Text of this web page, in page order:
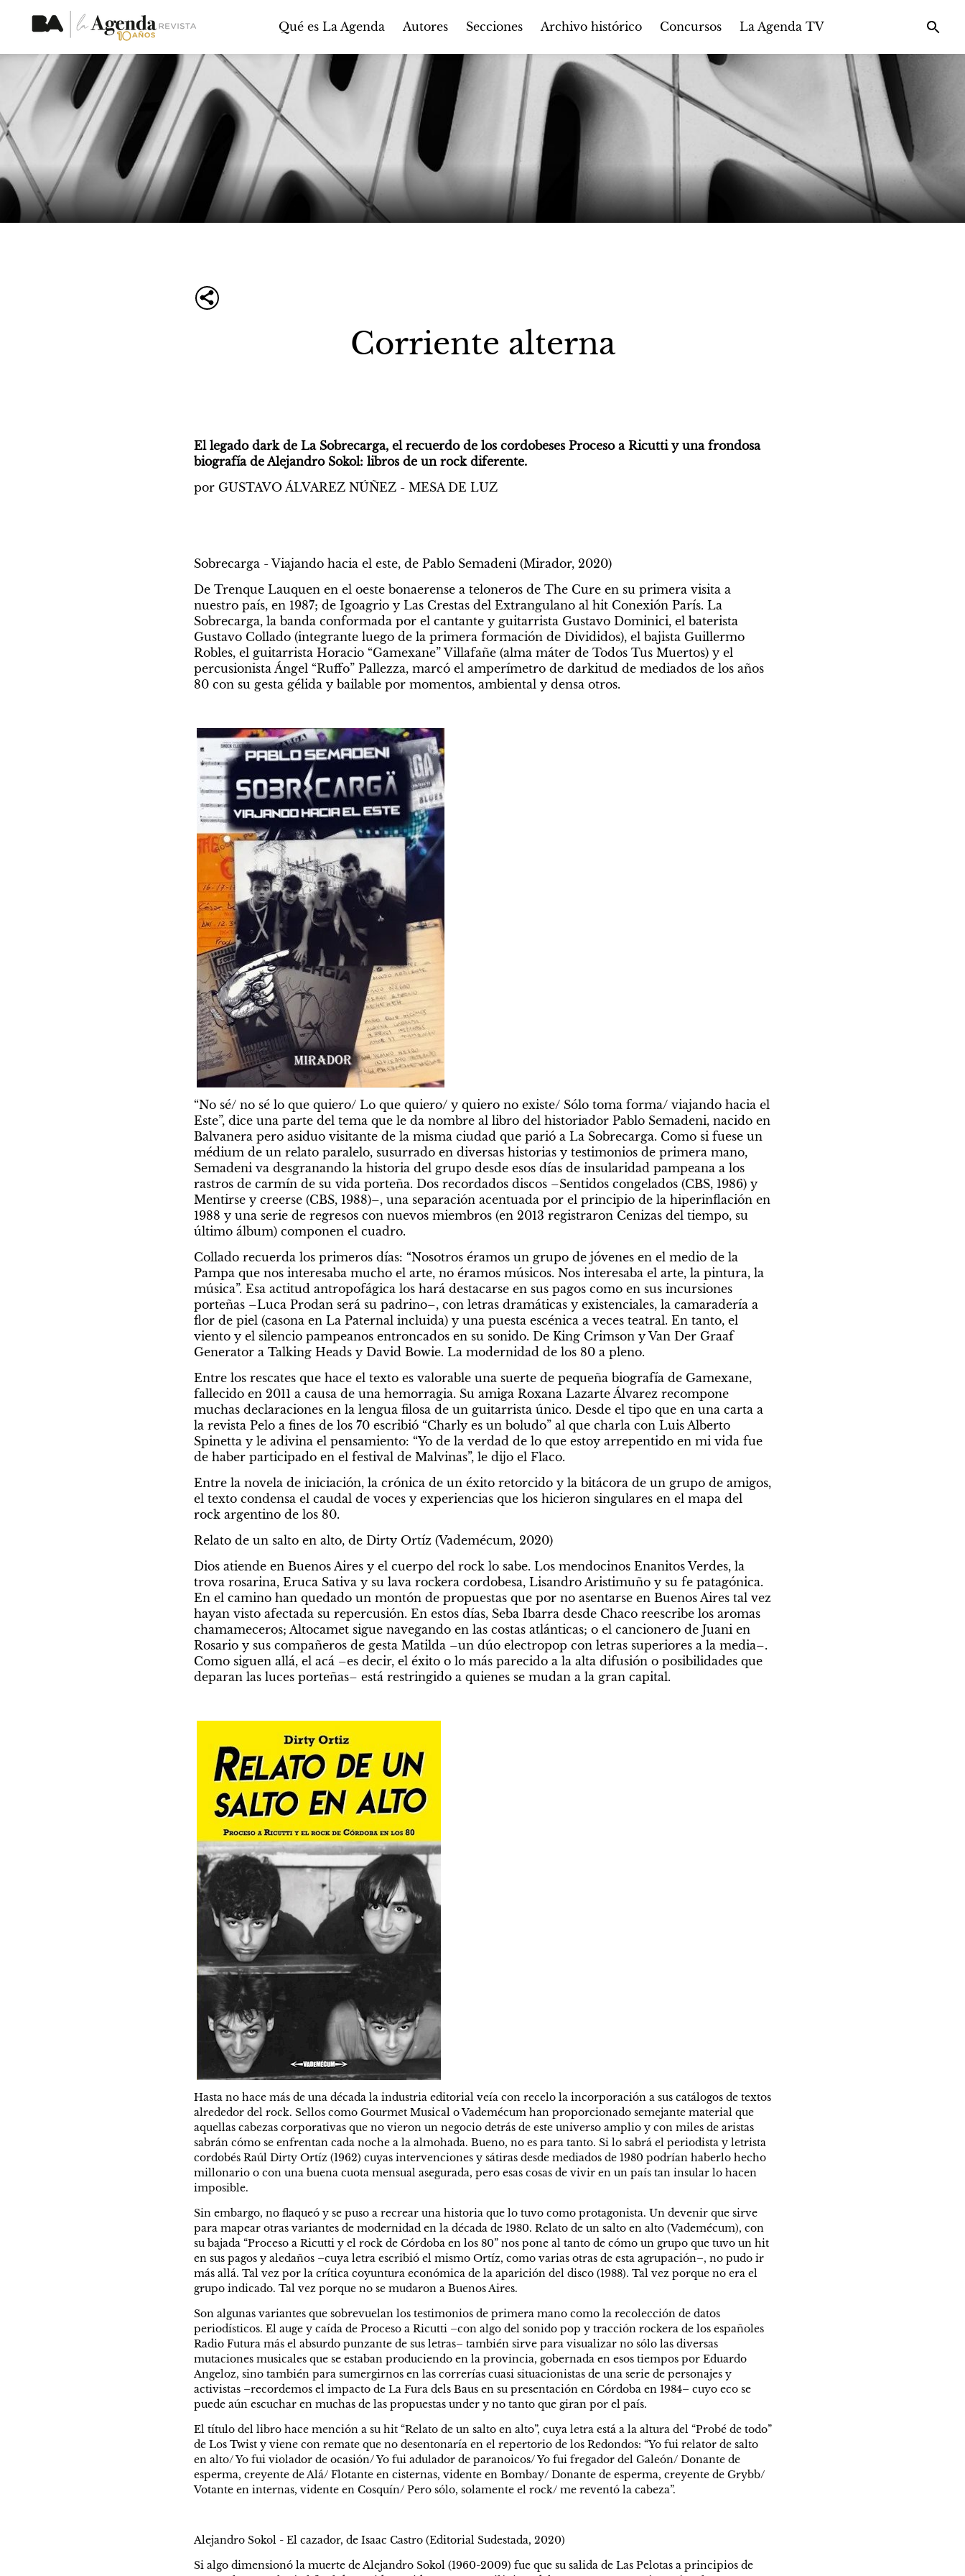
Qué es La Agenda Autores Secciones Archivo histórico Concursos La Agenda TV
Corriente alterna
El legado dark de La Sobrecarga, el recuerdo de los cordobeses Proceso a Ricutti y una frondosa
biografía de Alejandro Sokol: libros de un rock diferente.
por GUSTAVO ÁLVAREZ NÚÑEZ - MESA DE LUZ
Sobrecarga - Viajando hacia el este, de Pablo Semadeni (Mirador, 2020)
De Trenque Lauquen en el oeste bonaerense a teloneros de The Cure en su primera visita a
nuestro país, en 1987; de Igoagrio y Las Crestas del Extrangulano al hit Conexión París. La
Sobrecarga, la banda conformada por el cantante y guitarrista Gustavo Dominici, el baterista
Gustavo Collado (integrante luego de la primera formación de Divididos), el bajista Guillermo
Robles, el guitarrista Horacio “Gamexane” Villafañe (alma máter de Todos Tus Muertos) y el
percusionista Ángel “Ruffo” Pallezza, marcó el amperímetro de darkitud de mediados de los años
80 con su gesta gélida y bailable por momentos, ambiental y densa otros.
“No sé/ no sé lo que quiero/ Lo que quiero/ y quiero no existe/ Sólo toma forma/ viajando hacia el
Este”, dice una parte del tema que le da nombre al libro del historiador Pablo Semadeni, nacido en
Balvanera pero asiduo visitante de la misma ciudad que parió a La Sobrecarga. Como si fuese un
médium de un relato paralelo, susurrado en diversas historias y testimonios de primera mano,
Semadeni va desgranando la historia del grupo desde esos días de insularidad pampeana a los
rastros de carmín de su vida porteña. Dos recordados discos –Sentidos congelados (CBS, 1986) y
Mentirse y creerse (CBS, 1988)–, una separación acentuada por el principio de la hiperinflación en
1988 y una serie de regresos con nuevos miembros (en 2013 registraron Cenizas del tiempo, su
último álbum) componen el cuadro.
Collado recuerda los primeros días: “Nosotros éramos un grupo de jóvenes en el medio de la
Pampa que nos interesaba mucho el arte, no éramos músicos. Nos interesaba el arte, la pintura, la
música”. Esa actitud antropofágica los hará destacarse en sus pagos como en sus incursiones
porteñas –Luca Prodan será su padrino–, con letras dramáticas y existenciales, la camaradería a
flor de piel (casona en La Paternal incluida) y una puesta escénica a veces teatral. En tanto, el
viento y el silencio pampeanos entroncados en su sonido. De King Crimson y Van Der Graaf
Generator a Talking Heads y David Bowie. La modernidad de los 80 a pleno.
Entre los rescates que hace el texto es valorable una suerte de pequeña biografía de Gamexane,
fallecido en 2011 a causa de una hemorragia. Su amiga Roxana Lazarte Álvarez recompone
muchas declaraciones en la lengua filosa de un guitarrista único. Desde el tipo que en una carta a
la revista Pelo a fines de los 70 escribió “Charly es un boludo” al que charla con Luis Alberto
Spinetta y le adivina el pensamiento: “Yo de la verdad de lo que estoy arrepentido en mi vida fue
de haber participado en el festival de Malvinas”, le dijo el Flaco.
Entre la novela de iniciación, la crónica de un éxito retorcido y la bitácora de un grupo de amigos,
el texto condensa el caudal de voces y experiencias que los hicieron singulares en el mapa del
rock argentino de los 80.
Relato de un salto en alto, de Dirty Ortíz (Vademécum, 2020)
Dios atiende en Buenos Aires y el cuerpo del rock lo sabe. Los mendocinos Enanitos Verdes, la
trova rosarina, Eruca Sativa y su lava rockera cordobesa, Lisandro Aristimuño y su fe patagónica.
En el camino han quedado un montón de propuestas que por no asentarse en Buenos Aires tal vez
hayan visto afectada su repercusión. En estos días, Seba Ibarra desde Chaco reescribe los aromas
chamameceros; Altocamet sigue navegando en las costas atlánticas; o el cancionero de Juani en
Rosario y sus compañeros de gesta Matilda –un dúo electropop con letras superiores a la media–.
Como siguen allá, el acá –es decir, el éxito o lo más parecido a la alta difusión o posibilidades que
deparan las luces porteñas– está restringido a quienes se mudan a la gran capital.
Hasta no hace más de una década la industria editorial veía con recelo la incorporación a sus catálogos de textos
alrededor del rock. Sellos como Gourmet Musical o Vademécum han proporcionado semejante material que
aquellas cabezas corporativas que no vieron un negocio detrás de este universo amplio y con miles de aristas
sabrán cómo se enfrentan cada noche a la almohada. Bueno, no es para tanto. Si lo sabrá el periodista y letrista
cordobés Raúl Dirty Ortíz (1962) cuyas intervenciones y sátiras desde mediados de 1980 podrían haberlo hecho
millonario o con una buena cuota mensual asegurada, pero esas cosas de vivir en un país tan insular lo hacen
imposible.
Sin embargo, no flaqueó y se puso a recrear una historia que lo tuvo como protagonista. Un devenir que sirve
para mapear otras variantes de modernidad en la década de 1980. Relato de un salto en alto (Vademécum), con
su bajada “Proceso a Ricutti y el rock de Córdoba en los 80” nos pone al tanto de cómo un grupo que tuvo un hit
en sus pagos y aledaños –cuya letra escribió el mismo Ortíz, como varias otras de esta agrupación–, no pudo ir
más allá. Tal vez por la crítica coyuntura económica de la aparición del disco (1988). Tal vez porque no era el
grupo indicado. Tal vez porque no se mudaron a Buenos Aires.
Son algunas variantes que sobrevuelan los testimonios de primera mano como la recolección de datos
periodísticos. El auge y caída de Proceso a Ricutti –con algo del sonido pop y tracción rockera de los españoles
Radio Futura más el absurdo punzante de sus letras– también sirve para visualizar no sólo las diversas
mutaciones musicales que se estaban produciendo en la provincia, gobernada en esos tiempos por Eduardo
Angeloz, sino también para sumergirnos en las correrías cuasi situacionistas de una serie de personajes y
activistas –recordemos el impacto de La Fura dels Baus en su presentación en Córdoba en 1984– cuyo eco se
puede aún escuchar en muchas de las propuestas under y no tanto que giran por el país.
El título del libro hace mención a su hit “Relato de un salto en alto”, cuya letra está a la altura del “Probé de todo”
de Los Twist y viene con remate que no desentonaría en el repertorio de los Redondos: “Yo fui relator de salto
en alto/ Yo fui violador de ocasión/ Yo fui adulador de paranoicos/ Yo fui fregador del Galeón/ Donante de
esperma, creyente de Alá/ Flotante en cisternas, vidente en Bombay/ Donante de esperma, creyente de Grybb/
Votante en internas, vidente en Cosquín/ Pero sólo, solamente el rock/ me reventó la cabeza”.
Alejandro Sokol - El cazador, de Isaac Castro (Editorial Sudestada, 2020)
Si algo dimensionó la muerte de Alejandro Sokol (1960-2009) fue que su salida de Las Pelotas a principios de